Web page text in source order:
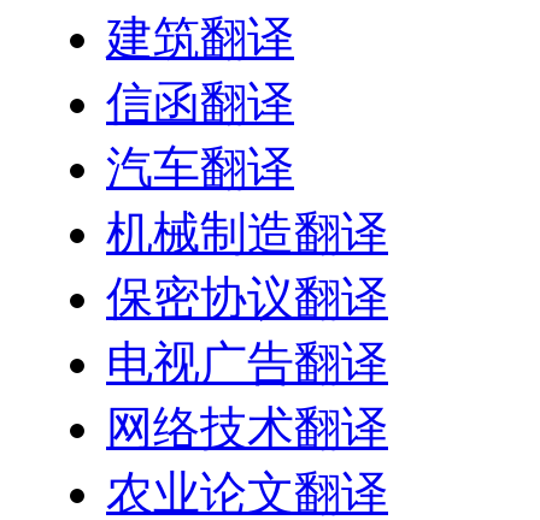
建筑翻译
信函翻译
汽车翻译
机械制造翻译
保密协议翻译
电视广告翻译
网络技术翻译
农业论文翻译